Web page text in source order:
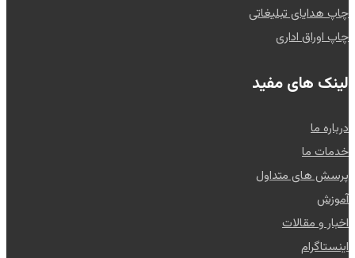
چاپ هدایای تبلیغاتی
چاپ اوراق اداری
لینک های مفید
درباره ما
خدمات ما
پرسش های متداول
آموزش
اخبار و مقالات
اینستاگرام